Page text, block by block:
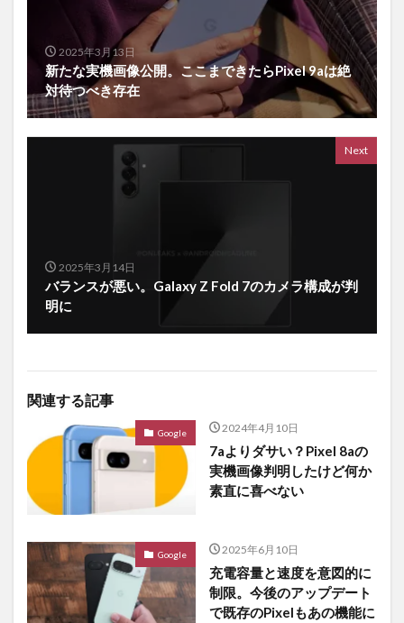
2025年3月13日
新たな実機画像公開。ここまできたらPixel 9aは絶
対待つべき存在
Next
2025年3月14日
バランスが悪い。Galaxy Z Fold 7のカメラ構成が判
明に
関連する記事
Google 2024年4月10日
7aよりダサい？Pixel 8aの
実機画像判明したけど何か
素直に喜べない
Google 2025年6月10日
充電容量と速度を意図的に
制限。今後のアップデート
で既存のPixelもあの機能に